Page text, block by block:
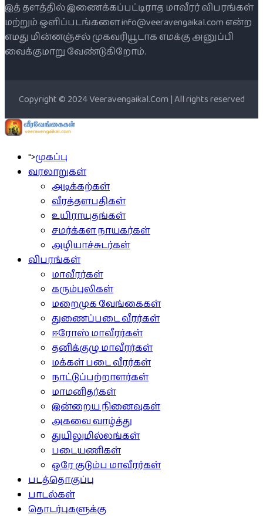
இத் தளத்தில் இணைக்கப்பட்டிராத மாவீரர் விபரங்கள்
மற்றும் ஒளிப்படங்களை info@veeravengaikal.com என்ற
எமது மின்னஞ்சல் முகவரியூடாக எமக்கு அனுப்பி
வைக்குமாறு வேண்டுகிறோம்.
Copyright © 2024 Veeravengaikal.Com | All rights reserved
">முகப்பு
வரலாறுகள்
அடிக்கற்கள்
வீரத்தளபதிகள்
உயிராயுதங்கள்
சமர்க்கள நாயகர்கள்
அழியாச்சுடர்கள்
விபரங்கள்
மாவீரர்கள்
கரும்புலிகள்
மறைமுக வேங்கைகள்
துணைப்படை வீரர்கள்
ஈரோஸ் மாவீரர்கள்
தனிக்குழு மாவீரர்கள்
மக்கள் படை வீரர்கள்
நாட்டுப்பற்றாளர்கள்
மாமனிதர்கள்
இன்றைய நினைவுகள்
அகவை வாழ்த்து
துயிலுமில்லங்கள்
படையணிகள்
ஒரே குடும்ப மாவீரர்கள்
படத்தொகுப்பு
பாடல்கள்
தொடர்புகளுக்கு